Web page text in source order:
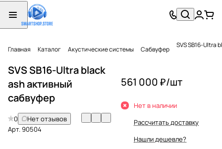
Главная Каталог Акустические системы Сабвуфер SVS SB16-Ultra
SVS SB16-Ultra black
ash активный
сабвуфер
0
Нет отзывов
Арт.90504
561 000 ₽/шт
Нет в наличии
Рассчитать доставку
Нашли дешевле?